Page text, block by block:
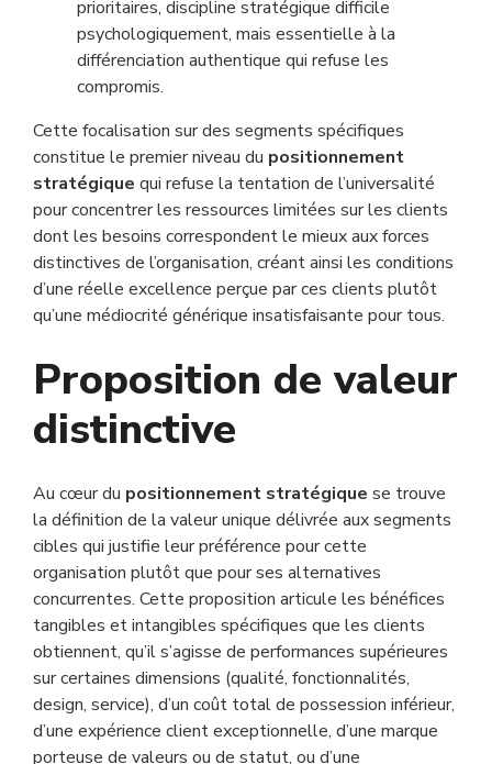
prioritaires, discipline stratégique difficile
psychologiquement, mais essentielle à la
différenciation authentique qui refuse les
compromis.
Cette focalisation sur des segments spécifiques
constitue le premier niveau du positionnement
stratégique qui refuse la tentation de l’universalité
pour concentrer les ressources limitées sur les clients
dont les besoins correspondent le mieux aux forces
distinctives de l’organisation, créant ainsi les conditions
d’une réelle excellence perçue par ces clients plutôt
qu’une médiocrité générique insatisfaisante pour tous.
Proposition de valeur
distinctive
Au cœur du positionnement stratégique se trouve
la définition de la valeur unique délivrée aux segments
cibles qui justifie leur préférence pour cette
organisation plutôt que pour ses alternatives
concurrentes. Cette proposition articule les bénéfices
tangibles et intangibles spécifiques que les clients
obtiennent, qu’il s’agisse de performances supérieures
sur certaines dimensions (qualité, fonctionnalités,
design, service), d’un coût total de possession inférieur,
d’une expérience client exceptionnelle, d’une marque
porteuse de valeurs ou de statut, ou d’une